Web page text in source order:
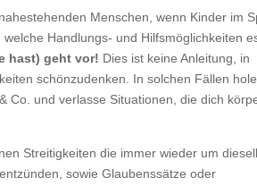
Menschen, wenn Kinder im
Handlungs- und Hilfsmöglichkeiten
hast) geht vor! Dies ist keine Anleitung, in
schönzudenken. In solchen Fällen
& Co. und verlasse Situationen, die dich
Streitigkeiten die immer wieder um
sowie Glaubenssätze oder